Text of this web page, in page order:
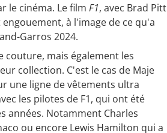
le cinéma. Le film F1, avec Brad Pitt
à l'image de ce qu'a
Garros 2024.
couture, mais également les
collection. C'est le cas de Maje
une ligne de vêtements ultra
les pilotes de F1, qui ont été
années. Notamment Charles
ou encore Lewis Hamilton qui a